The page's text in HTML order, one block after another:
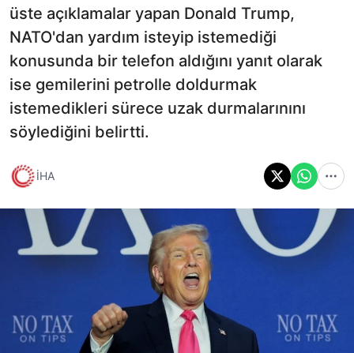
üste açıklamalar yapan Donald Trump,
NATO'dan yardım isteyip istemediği
konusunda bir telefon aldığını yanıt olarak
ise gemilerini petrolle doldurmak
istemedikleri sürece uzak durmalarınını
söylediğini belirtti.
İHA